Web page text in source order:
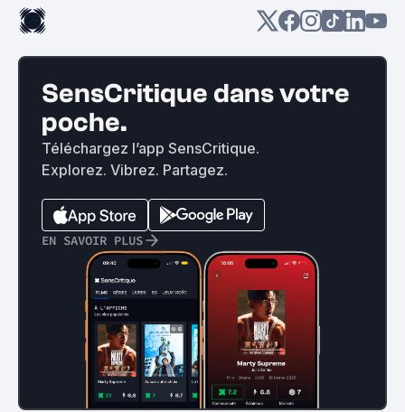
SensCritique dans votre
poche.
Téléchargez l’app SensCritique.
Explorez. Vibrez. Partagez.
EN SAVOIR PLUS